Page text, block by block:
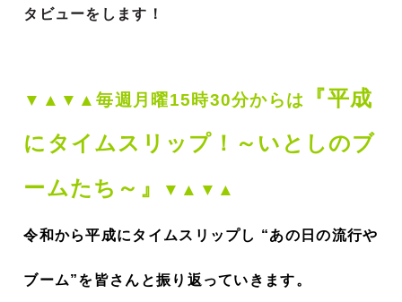
タビューをします！
▼▲▼▲毎週月曜15時30分からは
『平成
にタイムスリップ！～いとしのブ
ームたち～』
▼▲▼▲
令和から平成にタイムスリップし “あの日の流行や
ブーム”を皆さんと振り返っていきます。